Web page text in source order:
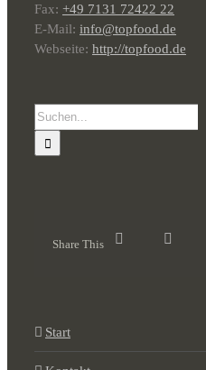
Fax: +49 7131 72422 22
E-Mail: info@topfood.de
Webseite: http://topfood.de
Suche
nach:
Share This
Start